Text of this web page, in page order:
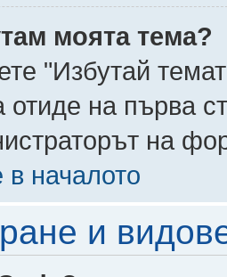
моята тема?
"Избутай
отиде на първа
на
в началото
и